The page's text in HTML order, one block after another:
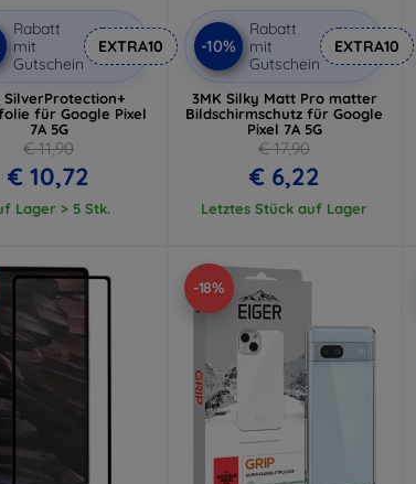
Rabatt
mit
Gutschein
EXTRA10
SilverProtection+
für Google Pixel
7A 5G
€ 11,90
€ 10,72
Lager > 5 Stk.
-10%
Rabatt
mit
Gutschein
EXTRA10
3MK Silky Matt Pro matter
Bildschirmschutz für Google
Pixel 7A 5G
€ 17,90
€ 6,22
Letztes Stück auf Lager
-18%